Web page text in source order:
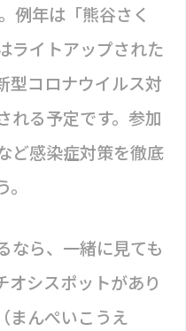
例年は「熊谷さく
ライトアップされた
型コロナウイルス対
れる予定です。参加
ど感染症対策を徹底
なら、一緒に見ても
オシスポットがあり
まんぺいこうえ